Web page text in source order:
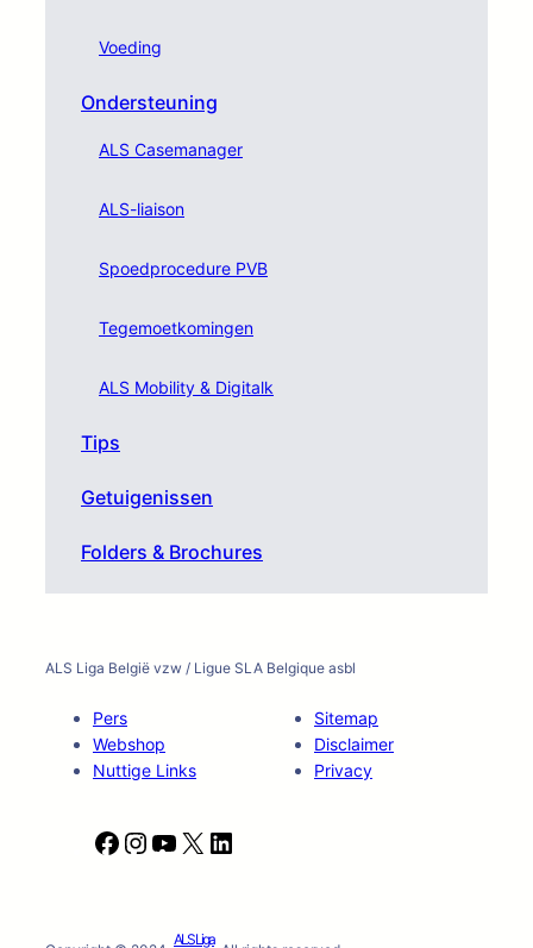
Voeding
Ondersteuning
ALS Casemanager
ALS-liaison
Spoedprocedure PVB
Tegemoetkomingen
ALS Mobility & Digitalk
Tips
Getuigenissen
Folders & Brochures
ALS Liga België vzw / Ligue SLA Belgique asbl
Pers
Webshop
Nuttige Links
Sitemap
Disclaimer
Privacy
F
I
Y
X
ALS Liga